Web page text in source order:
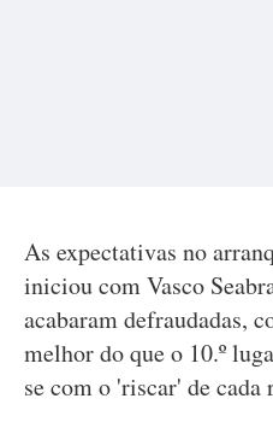
As expectativas no
iniciou com Vasco
acabaram defraudadas,
melhor do que o 10.º
se com o 'riscar' de cada